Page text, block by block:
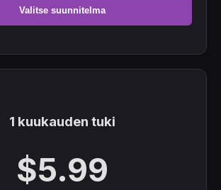
Valitse suunnitelma
1 kuukauden tuki
$5.99